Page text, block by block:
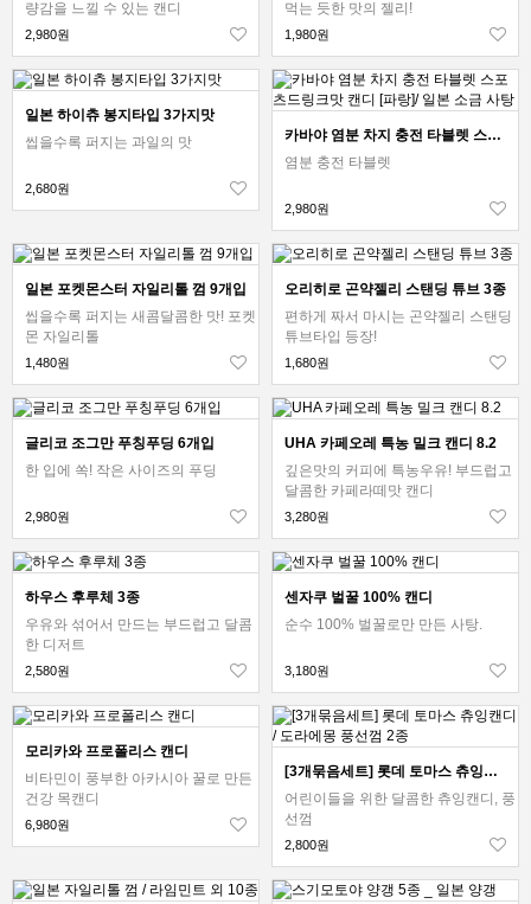
량감을 느낄 수 있는 캔디
2,980원
먹는 듯한 맛의 젤리!
1,980원
일본 하이츄 봉지타입 3가지맛
씹을수록 퍼지는 과일의 맛
2,680원
카바야 염분 차지 충전 타블렛 스포츠드링크맛 캔디 [파랑]/ 일본 소금 사탕
염분 충전 타블렛
2,980원
일본 포켓몬스터 자일리톨 껌 9개입
씹을수록 퍼지는 새콤달콤한 맛! 포켓
몬 자일리톨
1,480원
오리히로 곤약젤리 스탠딩 튜브 3종
편하게 짜서 마시는 곤약젤리 스탠딩
튜브타입 등장!
1,680원
글리코 조그만 푸칭푸딩 6개입
한 입에 쏙! 작은 사이즈의 푸딩
2,980원
UHA 카페오레 특농 밀크 캔디 8.2
깊은맛의 커피에 특농우유! 부드럽고
달콤한 카페라떼맛 캔디
3,280원
하우스 후루체 3종
우유와 섞어서 만드는 부드럽고 달콤
한 디저트
2,580원
센자쿠 벌꿀 100% 캔디
순수 100% 벌꿀로만 만든 사탕.
3,180원
모리카와 프로폴리스 캔디
비타민이 풍부한 아카시아 꿀로 만든
건강 목캔디
6,980원
[3개묶음세트] 롯데 토마스 츄잉캔디 / 도라에몽 풍선껌 2종
어린이들을 위한 달콤한 츄잉캔디, 풍
선껌
2,800원